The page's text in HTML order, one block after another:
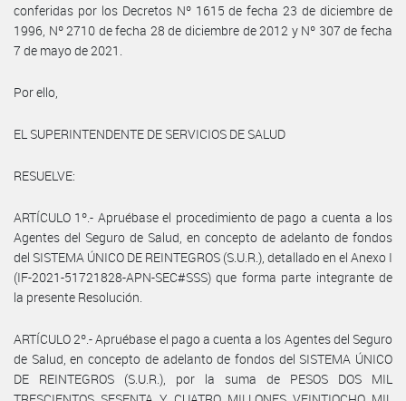
conferidas por los Decretos Nº 1615 de fecha 23 de diciembre de
1996, Nº 2710 de fecha 28 de diciembre de 2012 y Nº 307 de fecha
7 de mayo de 2021.
Por ello,
EL SUPERINTENDENTE DE SERVICIOS DE SALUD
RESUELVE:
ARTÍCULO 1º.- Apruébase el procedimiento de pago a cuenta a los
Agentes del Seguro de Salud, en concepto de adelanto de fondos
del SISTEMA ÚNICO DE REINTEGROS (S.U.R.), detallado en el Anexo I
(IF-2021-51721828-APN-SEC#SSS) que forma parte integrante de
la presente Resolución.
ARTÍCULO 2º.- Apruébase el pago a cuenta a los Agentes del Seguro
de Salud, en concepto de adelanto de fondos del SISTEMA ÚNICO
DE REINTEGROS (S.U.R.), por la suma de PESOS DOS MIL